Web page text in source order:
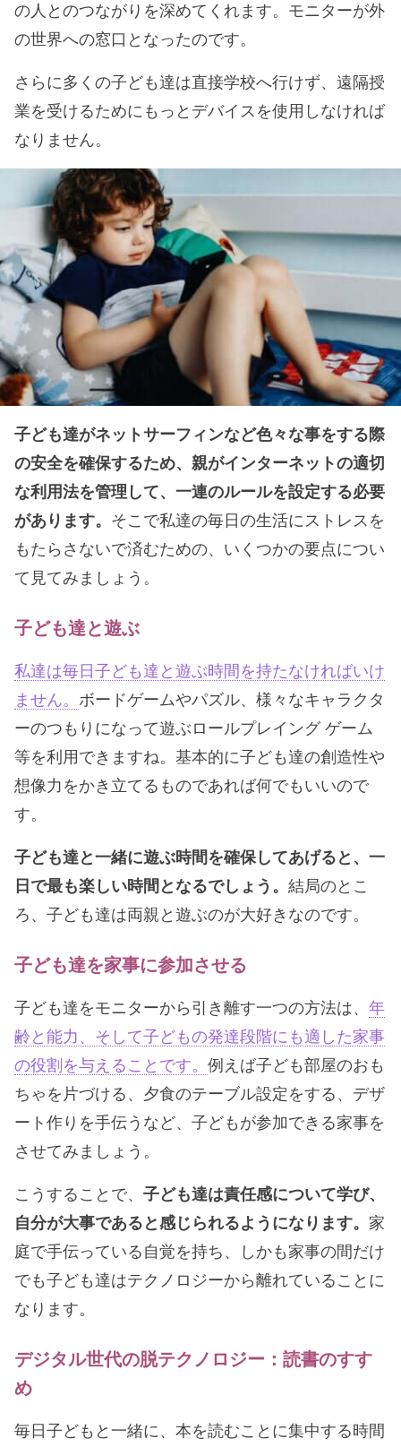
の人とのつながりを深めてくれます。モニターが外
の世界への窓口となったのです。
さらに多くの子ども達は直接学校へ行けず、遠隔授
業を受けるためにもっとデバイスを使用しなければ
なりません。
子ども達がネットサーフィンなど色々な事をする際
の安全を確保するため、親がインターネットの適切
な利用法を管理して、一連のルールを設定する必要
があります。 そこで私達の毎日の生活にストレスを
もたらさないで済むための、いくつかの要点につい
て見てみましょう。
子ども達と遊ぶ
私達は毎日子ども達と遊ぶ時間を持たなければいけ
ません。 ボードゲームやパズル、様々なキャラクタ
ーのつもりになって遊ぶロールプレイング ゲーム
等を利用できますね。基本的に子ども達の創造性や
想像力をかき立てるものであれば何でもいいので
す。
子ども達と一緒に遊ぶ時間を確保してあげると、一
日で最も楽しい時間となるでしょう。 結局のとこ
ろ、子ども達は両親と遊ぶのが大好きなのです。
子ども達を家事に参加させる
子ども達をモニターから引き離す一つの方法は、 年
齢と能力、そして子どもの発達段階にも適した家事
の役割を与えることです。 例えば子ども部屋のおも
ちゃを片づける、夕食のテーブル設定をする、デザ
ート作りを手伝うなど、子どもが参加できる家事を
させてみましょう。
こうすることで、 子ども達は責任感について学び、
自分が大事であると感じられるようになります。 家
庭で手伝っている自覚を持ち、しかも家事の間だけ
でも子ども達はテクノロジーから離れていることに
なります。
デジタル世代の脱テクノロジー：読書のすす
め
毎日子どもと一緒に、本を読むことに集中する時間